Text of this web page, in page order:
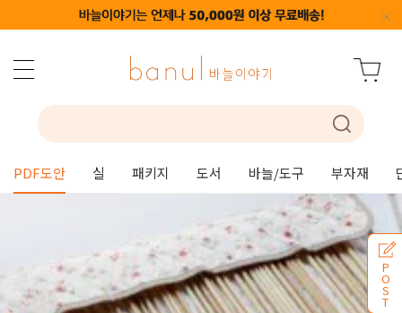
PDF도안 실 패키지 도서 바늘/도구 부자재
P
O
S
T